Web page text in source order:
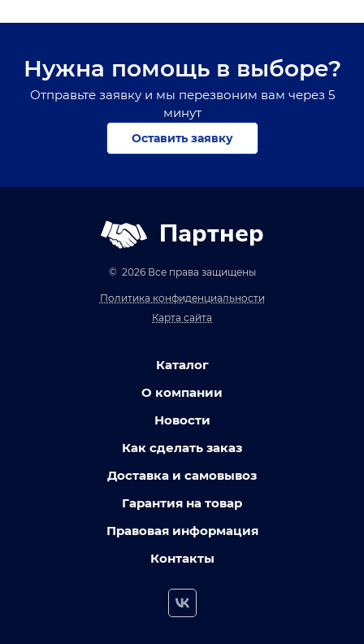
Нужна помощь в выборе?
Отправьте заявку и мы перезвоним вам через 5
минут
Оставить заявку
Партнер
© 2026 Все права защищены
Политика конфиденциальности
Карта сайта
Каталог
О компании
Новости
Как сделать заказ
Доставка и самовывоз
Гарантия на товар
Правовая информация
Контакты